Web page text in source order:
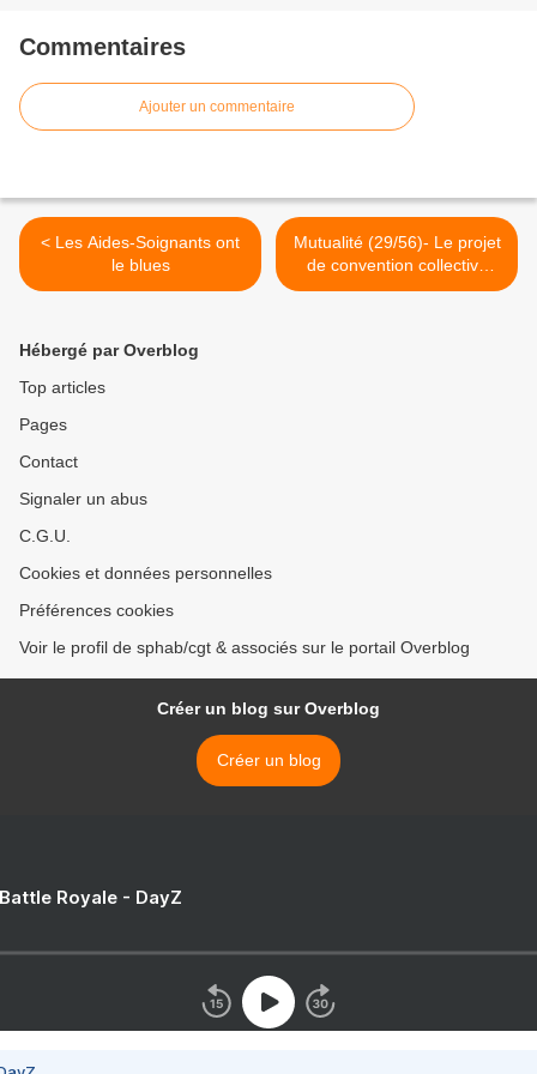
Commentaires
Ajouter un commentaire
< Les Aides-Soignants ont
le blues
Mutualité (29/56)- Le projet
de convention collective
passe mal >
Hébergé par Overblog
Top articles
Pages
Contact
Signaler un abus
C.G.U.
Cookies et données personnelles
Préférences cookies
Voir le profil de sphab/cgt & associés sur le portail Overblog
Créer un blog sur Overblog
Créer un blog
Royale - DayZ